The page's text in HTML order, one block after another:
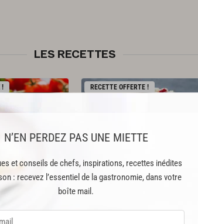
N’EN PERDEZ PAS UNE MIETTE
et conseils de chefs, inspirations, recettes inédites
: recevez l’essentiel de la gastronomie, dans votre
boîte mail.
LES RECETTES
! RECETTE OFFERTE !
Vacherin